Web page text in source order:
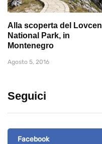
Alla scoperta del Lovcen
National Park, in
Montenegro
Agosto 5, 2016
Seguici
Facebook